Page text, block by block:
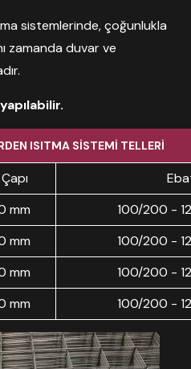
sistemlerinde, çoğunlukla
zamanda duvar ve
ISITMA SİSTEMİ TELLERİ
mm
100/200 -
mm
100/200 -
mm
100/200 -
mm 100/200 -